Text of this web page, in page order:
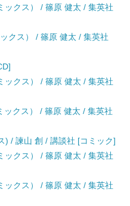
ックス） / 篠原 健太 / 集英社
クス） / 篠原 健太 / 集英社
ックス） / 篠原 健太 / 集英社
ックス） / 篠原 健太 / 集英社
) / 諫山 創 / 講談社 [コミック]
ックス） / 篠原 健太 / 集英社
ックス） / 篠原 健太 / 集英社